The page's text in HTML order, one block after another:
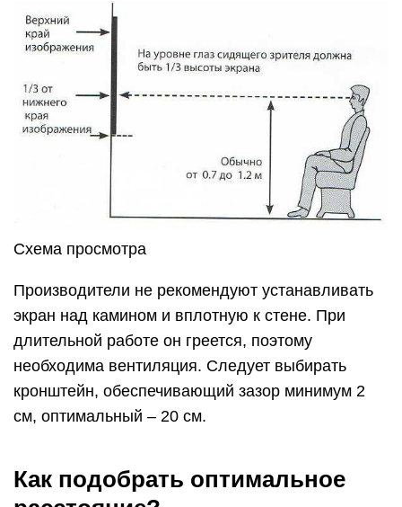
Схема просмотра
Производители не рекомендуют устанавливать
экран над камином и вплотную к стене. При
длительной работе он греется, поэтому
необходима вентиляция. Следует выбирать
кронштейн, обеспечивающий зазор минимум 2
см, оптимальный – 20 см.
Как подобрать оптимальное